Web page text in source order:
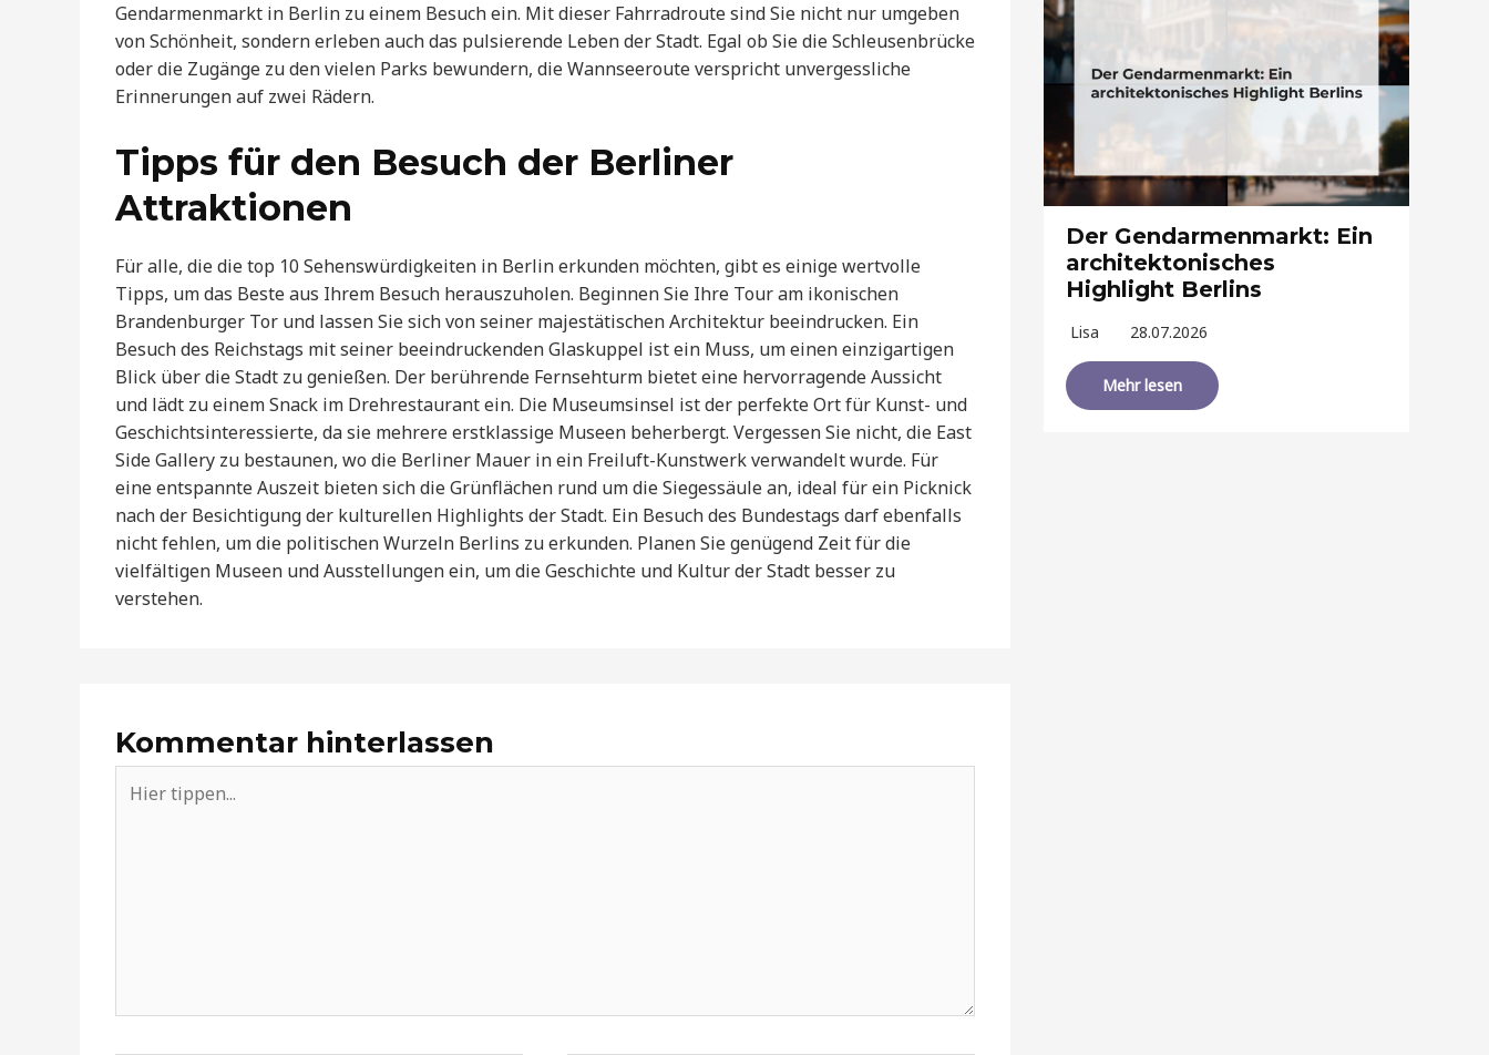
Gendarmenmarkt in Berlin zu einem Besuch ein. Mit dieser Fahrradroute sind Sie nicht nur umgeben
von Schönheit, sondern erleben auch das pulsierende Leben der Stadt. Egal ob Sie die Schleusenbrücke
oder die Zugänge zu den vielen Parks bewundern, die Wannseeroute verspricht unvergessliche
Erinnerungen auf zwei Rädern.
Tipps für den Besuch der Berliner
Attraktionen
Für alle, die die top 10 Sehenswürdigkeiten in Berlin erkunden möchten, gibt es einige wertvolle
Tipps, um das Beste aus Ihrem Besuch herauszuholen. Beginnen Sie Ihre Tour am ikonischen
Brandenburger Tor und lassen Sie sich von seiner majestätischen Architektur beeindrucken. Ein
Besuch des Reichstags mit seiner beeindruckenden Glaskuppel ist ein Muss, um einen einzigartigen
Blick über die Stadt zu genießen. Der berührende Fernsehturm bietet eine hervorragende Aussicht
und lädt zu einem Snack im Drehrestaurant ein. Die Museumsinsel ist der perfekte Ort für Kunst- und
Geschichtsinteressierte, da sie mehrere erstklassige Museen beherbergt. Vergessen Sie nicht, die East
Side Gallery zu bestaunen, wo die Berliner Mauer in ein Freiluft-Kunstwerk verwandelt wurde. Für
eine entspannte Auszeit bieten sich die Grünflächen rund um die Siegessäule an, ideal für ein Picknick
nach der Besichtigung der kulturellen Highlights der Stadt. Ein Besuch des Bundestags darf ebenfalls
nicht fehlen, um die politischen Wurzeln Berlins zu erkunden. Planen Sie genügend Zeit für die
vielfältigen Museen und Ausstellungen ein, um die Geschichte und Kultur der Stadt besser zu
verstehen.
Kommentar hinterlassen
tippen...
Der Gendarmenmarkt: Ein
architektonisches
Highlight Berlins
Lisa 28.07.2026
Mehr lesen